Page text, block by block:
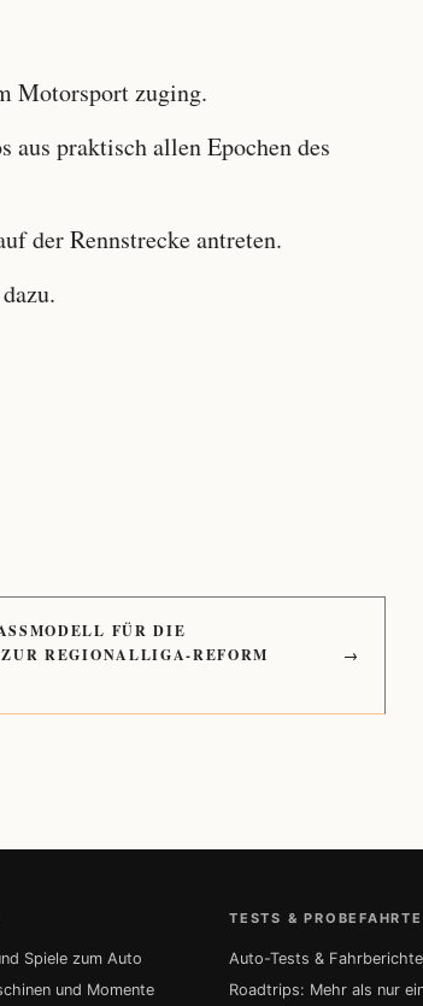
Motorsport zuging.
praktisch allen Epochen des
der Rennstrecke antreten.
FÜR DIE
REGIONALLIGA-REFORM
→
Spiele zum Auto
und Momente
TESTS &
Auto-Tests & Fahrberichte
Roadtrips: Mehr als nur